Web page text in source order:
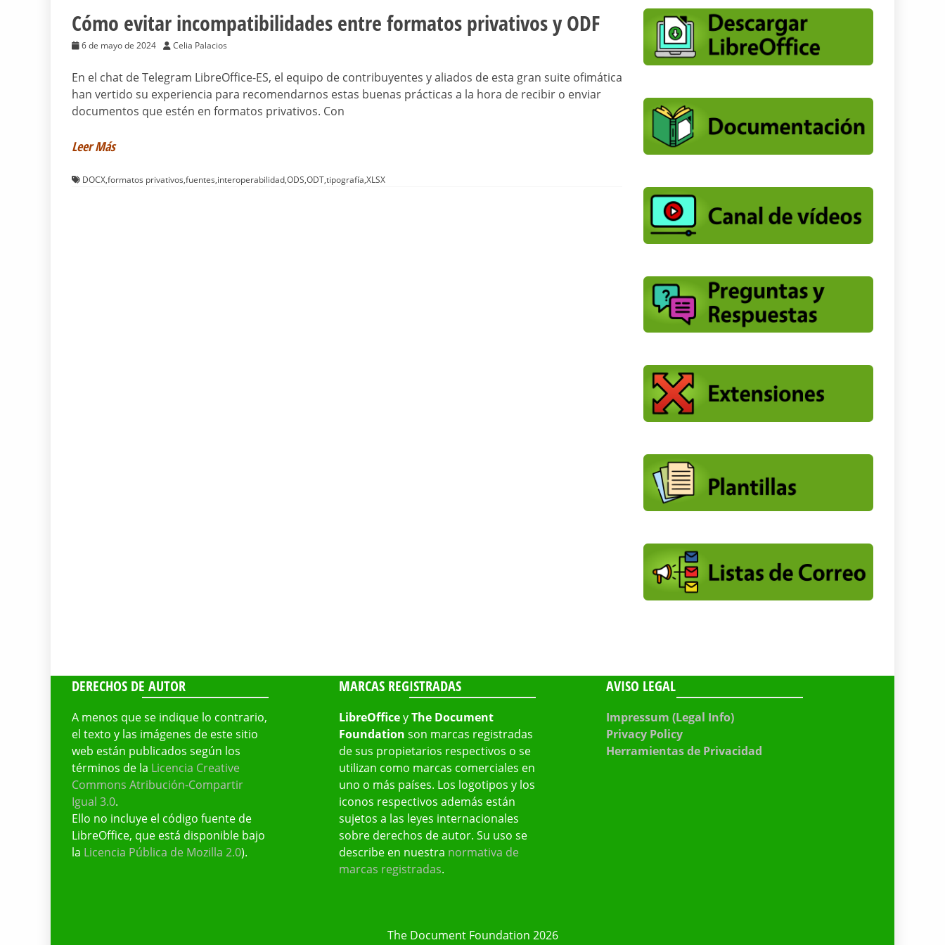
Cómo evitar incompatibilidades entre formatos privativos y ODF
6 de mayo de 2024 Celia Palacios
En el chat de Telegram LibreOffice-ES, el equipo de contribuyentes y aliados de esta gran suite ofimática
han vertido su experiencia para recomendarnos estas buenas prácticas a la hora de recibir o enviar
documentos que estén en formatos privativos. Con
Leer Más
DOCX,formatos privativos,fuentes,interoperabilidad,ODS,ODT,tipografía,XLSX
DERECHOS DE AUTOR
A menos que se indique lo contrario,
el texto y las imágenes de este sitio
web están publicados según los
términos de la Licencia Creative
Commons Atribución-Compartir
Igual 3.0.
Ello no incluye el código fuente de
LibreOffice, que está disponible bajo
la Licencia Pública de Mozilla 2.0).
MARCAS REGISTRADAS
LibreOfficeyThe Document
Foundation son marcas registradas
de sus propietarios respectivos o se
utilizan como marcas comerciales en
uno o más países. Los logotipos y los
iconos respectivos además están
sujetos a las leyes internacionales
sobre derechos de autor. Su uso se
describe en nuestra normativa de
marcas registradas.
AVISO LEGAL
Impressum (Legal Info)
Privacy Policy
Herramientas de Privacidad
The Document Foundation 2026